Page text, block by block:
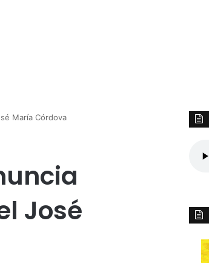
María Córdova
José